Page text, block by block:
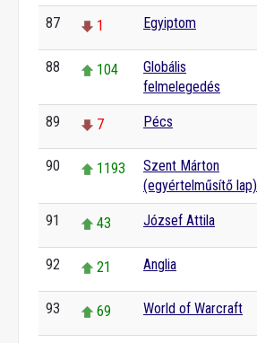
87 1 Egyiptom
88 104
Globális
felmelegedés
89 7 Pécs
90 1193
Szent Márton
(egyértelműsítő lap)
91 43 József Attila
92 21 Anglia
93 69 World of Warcraft